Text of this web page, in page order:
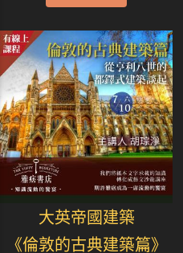
大英帝國建築
《倫敦的古典建築篇》